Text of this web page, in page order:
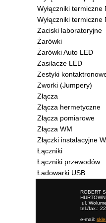
Wyłączniki termiczne
Wyłączniki termiczne
Zaciski laboratoryjne
Żarówki
Żarówki Auto LED
Zasilacze LED
Zestyki
Zworki (Jumpery)
Złącza
Złącza hermetyczne
Złącza pomiarowe
Złącza WM
Złączki instalacyjne
Łączniki
Łączniki przewodów
Ładowarki USB
ROBERT
ul.
tel./fax.:
e-mail: